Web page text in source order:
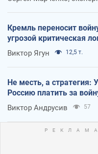
Кремль переносит
угрозой критическая
Виктор Ягун 12,5 т.
Не месть, а стратегия:
Россию платить за
Виктор Андрусив 57